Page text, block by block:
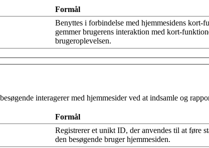
Formål
Benyttes i forbindelse med hjemmesidens kort-
gemmer brugerens interaktion med kort-
brugeroplevelsen.
interagerer med hjemmesider ved at indsamle og
Formål
Registrerer et unikt ID, der anvendes til at føre
den besøgende bruger hjemmesiden.